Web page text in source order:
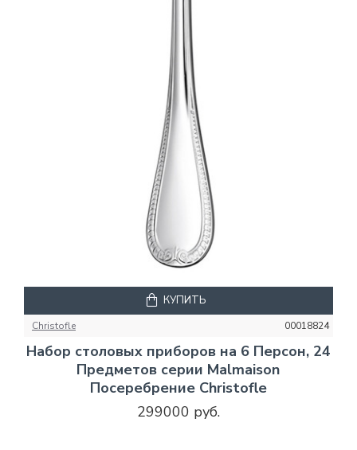
Christofle 00018824
Набор столовых приборов на 6 Персон, 24
Предметов серии Malmaison
Посеребрение Christofle
299000 руб.
КУПИТЬ